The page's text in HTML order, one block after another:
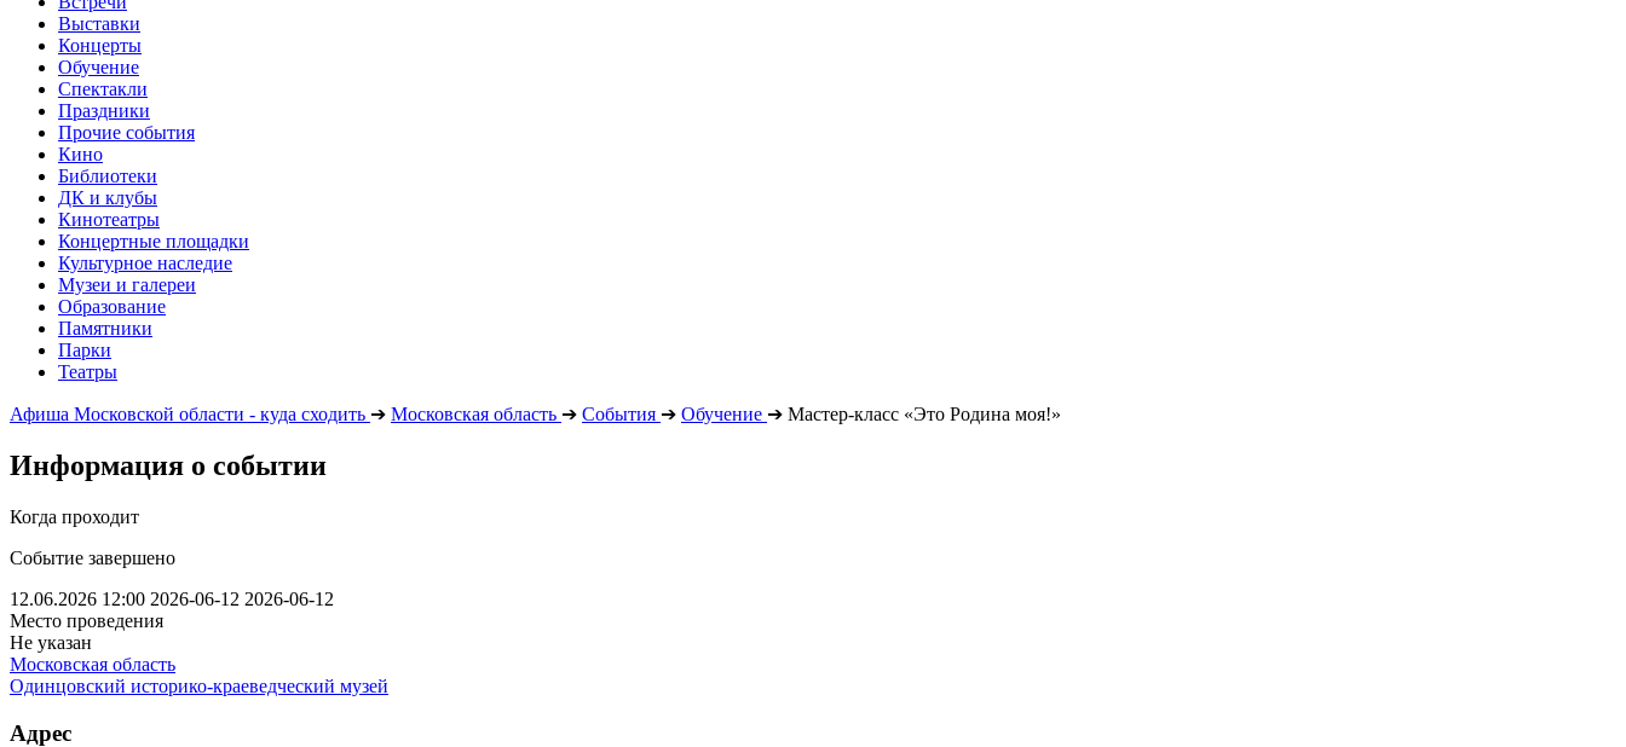
Выставки
Концерты
Обучение
Спектакли
Праздники
Прочие события
Кино
Библиотеки
ДК и клубы
Кинотеатры
Концертные площадки
Культурное наследие
Музеи и галереи
Образование
Памятники
Парки
Театры
Афиша Московской области - куда сходить ➔ Московская область ➔ События ➔ Обучение ➔ Мастер-класс «Это Родина моя!»
Информация о событии
Когда проходит
Событие завершено
12.06.2026 12:00 2026-06-12 2026-06-12
Место проведения
Не указан
Московская область
Одинцовский историко-краеведческий музей
Адрес